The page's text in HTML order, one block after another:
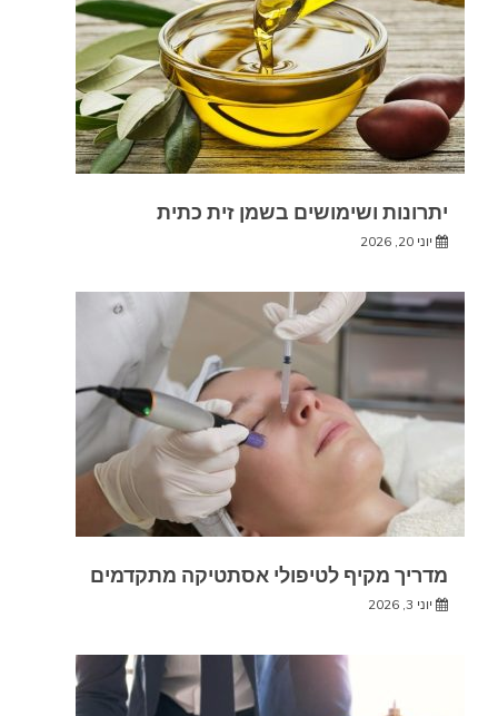
יתרונות ושימושים בשמן זית כתית
יוני 20, 2026
מדריך מקיף לטיפולי אסתטיקה מתקדמים
יוני 3, 2026